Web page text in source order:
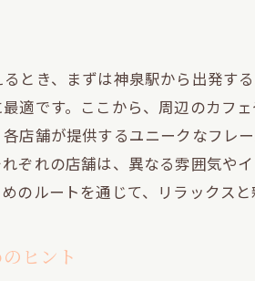
シーシャの香りと空間のマッチング
神泉駅のスタイリッシュなシーシ
渋谷のオシャレなシーシャ空間を
シーシャ初心者でも安心のサポート
特別な時間を過ごすためのシーシ
友人と一緒に楽しむシーシャの魅力
とき、まずは神泉駅から出発す
適です。ここから、周辺のカフ
店舗が提供するユニークなフレ
ぞれの店舗は、異なる雰囲気や
のルートを通じて、リラックス
ヒント